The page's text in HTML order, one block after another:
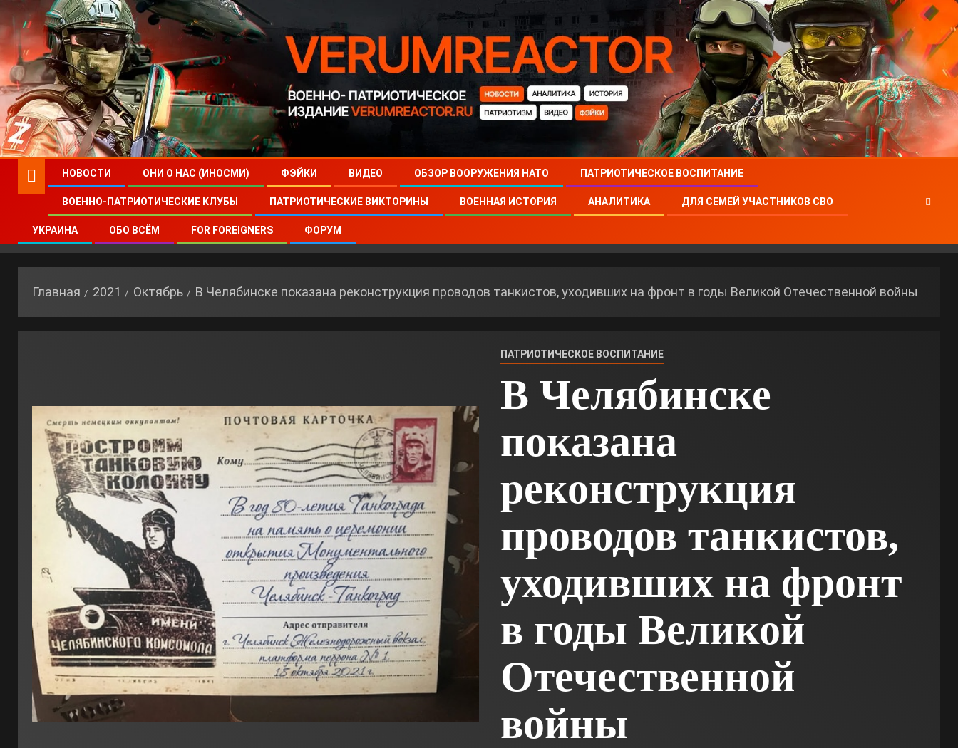
НОВОСТИ ОНИ О НАС (ИНОСМИ) ФЭЙКИ ВИДЕО ОБЗОР ВООРУЖЕНИЯ НАТО ПАТРИОТИЧЕСКОЕ ВОСПИТАНИЕ
ВОЕННО-ПАТРИОТИЧЕСКИЕ КЛУБЫ ПАТРИОТИЧЕСКИЕ ВИКТОРИНЫ ВОЕННАЯ ИСТОРИЯ АНАЛИТИКА ДЛЯ СЕМЕЙ УЧАСТНИКОВ СВО
УКРАИНА ОБО ВСЁМ FOR FOREIGNERS ФОРУМ
Главная 2021 Октябрь В Челябинске показана реконструкция проводов танкистов, уходивших на фронт в годы Великой Отечественной войны
ПАТРИОТИЧЕСКОЕ ВОСПИТАНИЕ
В Челябинске
показана
реконструкция
проводов танкистов,
уходивших на фронт
в годы Великой
Отечественной
войны